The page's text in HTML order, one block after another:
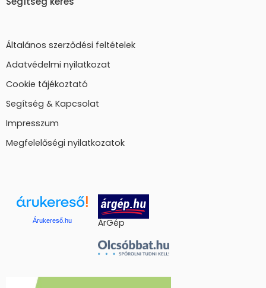
Általános szerződési feltételek
Adatvédelmi nyilatkozat
Cookie tájékoztató
Segítség & Kapcsolat
Impresszum
Megfelelőségi nyilatkozatok
Árukereső.hu ÁrGép